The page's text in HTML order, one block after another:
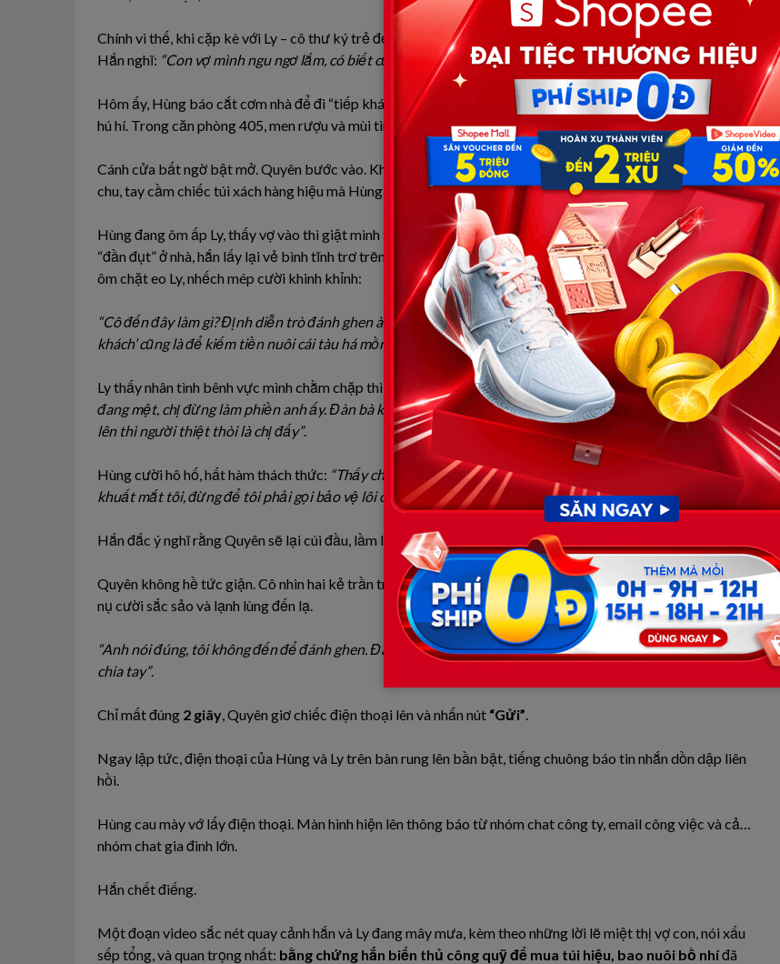
Chính vì thế, khi cặp kè với Ly – cô thư ký trẻ đẹp, mồm mép tép nhảy, Hùng chẳng thèm giấu giếm kỹ càng.
Hắn nghĩ: “Con vợ mình ngu ngơ lắm, có biết cũng chẳng dám ho he. Nó sợ mất cái mỏ vàng này”.
Hôm ấy, Hùng báo cắt cơm nhà để đi “tiếp khách”. Thực chất, hắn đưa Ly vào một khách sạn hạng sang để
hú hí. Trong căn phòng 405, men rượu và mùi tình ái nồng nặc.
Cánh cửa bất ngờ bật mở. Quyên bước vào. Không ầm ĩ, không khóc lóc, cô mặc một bộ váy công sở chỉn
chu, tay cầm chiếc túi xách hàng hiệu mà Hùng chưa từng thấy cô dùng bao giờ.
Hùng đang ôm ấp Ly, thấy vợ vào thì giật mình thon thót. Nhưng ngay khi nhận ra đó là Quyên – người vợ
“đần đụt” ở nhà, hắn lấy lại vẻ bình tĩnh trơ trẽn đến kinh người. Thay vì buông nhân tình ra, hắn lại vòng tay
ôm chặt eo Ly, nhếch mép cười khinh khỉnh:
“Cô đến đây làm gì? Định diễn trò đánh ghen à? Nhìn lại mình đi, đầu bù tóc rối, sặc mùi dầu mỡ. Tôi đi ‘tiếp
khách’ cũng là để kiếm tiền nuôi cái tàu há mồm ở nhà đấy. Khôn hồn thì cút về, tối tôi về tôi xử lý”
Ly thấy nhân tình bênh vực mình chằm chặp thì lên mặt, giọng nũng nịu đầy khiêu khích:“Chị à, anh Hùng
đang mệt, chị đừng làm phiền anh ấy. Đàn bà không giữ được chồng thì phải chấp nhận thôi, chị làm căng
lên thì người thiệt thòi là chị đấy”.
Hùng cười hô hố, hất hàm thách thức: “Thấy chưa? Cô ấy hiểu chuyện hơn cô gấp vạn lần. Biến đi cho
khuất mắt tôi, đừng để tôi phải gọi bảo vệ lôi cổ cô ra”
Hắn đắc ý nghĩ rằng Quyên sẽ lại cúi đầu, lầm lũi quay đi như mọi lần. Nhưng hắn đã lầm.
Quyên không hề tức giận. Cô nhìn hai kẻ trần trụi trên giường bằng ánh mắt thương hại, rồi mỉm cười – một
nụ cười sắc sảo và lạnh lùng đến lạ.
“Anh nói đúng, tôi không đến để đánh ghen. Đánh ghen làm bẩn tay tôi. Tôi đến để tặng anh một món quà
chia tay”.
Chỉ mất đúng 2 giây , Quyên giơ chiếc điện thoại lên và nhấn nút “Gửi”
Ngay lập tức, điện thoại của Hùng và Ly trên bàn rung lên bần bật, tiếng chuông báo tin nhắn dồn dập liên
hồi.
Hùng cau mày vớ lấy điện thoại. Màn hình hiện lên thông báo từ nhóm chat công ty, email công việc và cả…
nhóm chat gia đình lớn.
Hắn chết điếng.
Một đoạn video sắc nét quay cảnh hắn và Ly đang mây mưa, kèm theo những lời lẽ miệt thị vợ con, nói xấu
sếp tổng, và quan trọng nhất: bằng chứng hắn biển thủ công quỹ để mua túi hiệu, bao nuôi bồ nhíđã